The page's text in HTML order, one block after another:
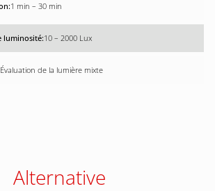
1 min – 30 min
10 – 2000 Lux
Évaluation de la lumière mixte
Alternative